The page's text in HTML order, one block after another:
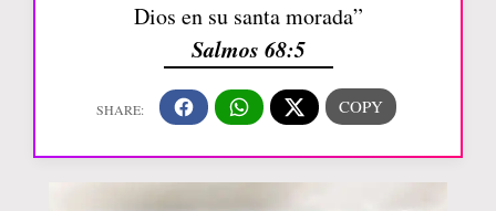
Dios en su santa morada”
Salmos 68:5